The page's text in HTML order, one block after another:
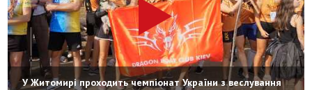
У Житомирі проходить чемпіонат України з веслування